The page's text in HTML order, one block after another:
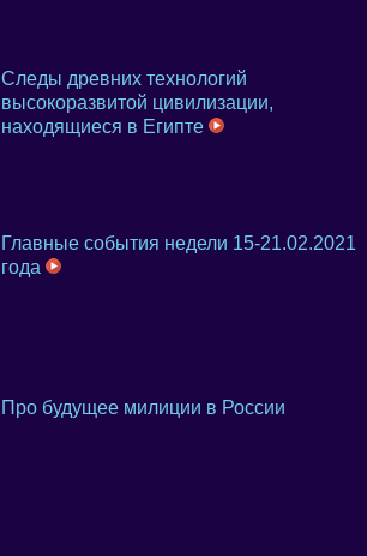
Следы древних технологий
высокоразвитой цивилизации,
находящиеся в Египте
Главные события недели 15-21.02.2021
года
Про будущее милиции в России